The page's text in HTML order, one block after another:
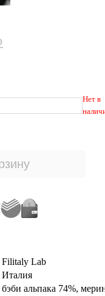
Нет в
Filitaly Lab
Италия
бэби альпака 74%,